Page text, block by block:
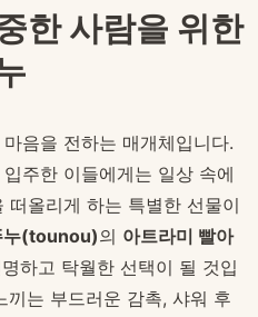
한 사람을 위한
음을 전하는 매개체입니다.
주한 이들에게는 일상 속에
올리게 하는 특별한 선물이
누(tounou)의 아트라미 빨아
하고 탁월한 선택이 될 것입
끼는 부드러운 감촉, 샤워 후